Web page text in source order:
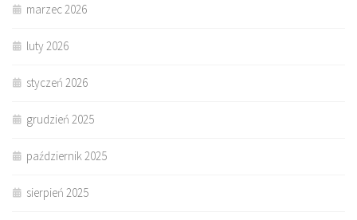
marzec 2026
luty 2026
styczeń 2026
grudzień 2025
październik 2025
sierpień 2025